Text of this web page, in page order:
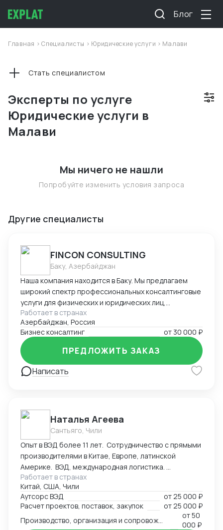
Блог
Главная >Специалисты > Юридические услуги > Малави
Эксперты по услуге
Юридические услуги в
Малави
Стать специалистом
Мы ничего не нашли
Попробуйте изменить условия запроса
Другие специалисты
FINCON CONSULTING
Баку, Азербайджан
Наша компания находится в Баку. Мы предлагаем
широкий спектр профессиональных консалтинговые
услуги для физических и юридических лиц,
предпринимателей и бизнесменов на территории
Азербайджана. Портфель наших заказчиков и
клиентов в основном из стран СНГ. В список
стандартных услуг входит: - регистрация компании
на территории Азербайджана, включая открытие
счетов в банках - Полное сопровождение компании -
Помощь в подготовке и подаче документов при
Бухгалтерское сопровождение (1С) - Ведение ВЭД
(договора, инвойсы, акты). - Помощь в проведении и
составлении документов при посреднических
сделках. - Получение справок, лицензий и
сертификатов - Бизнес консалтинг
Работает в странах
Азербайджан, Россия
Бизнес консалтинг
от 30 000 ₽
Написать
ПРЕДЛОЖИТЬ ЗАКАЗ
Наталья Агеева
Сантьяго, Чили
Опыт в ВЭД более 11 лет. Сотрудничество с прямыми
производителями в Китае, Европе, латинской
Америке. ВЭД, международная логистика.
Консалтинг. Закупки: оборудование, текстиль,
товары народного потребления. Собственная база
производств, логистика и платежи.
Работает в странах
Китай, США, Чили
Аутсорс ВЭД
от25 000 ₽
Расчет проектов, поставок, закупок
от25 000 ₽
от50
000 ₽